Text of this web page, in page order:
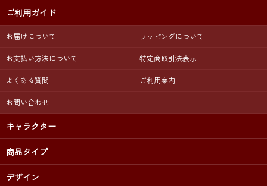
ご利用ガイド
お届けについて ラッピングについて
お支払い方法について 特定商取引法表示
よくある質問 ご利用案内
お問い合わせ
キャラクター
商品タイプ
デザイン